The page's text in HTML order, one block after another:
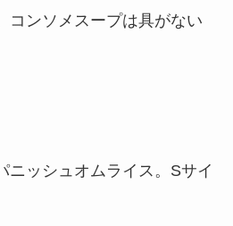
コンソメスープは具がない
ニッシュオムライス。Sサイ